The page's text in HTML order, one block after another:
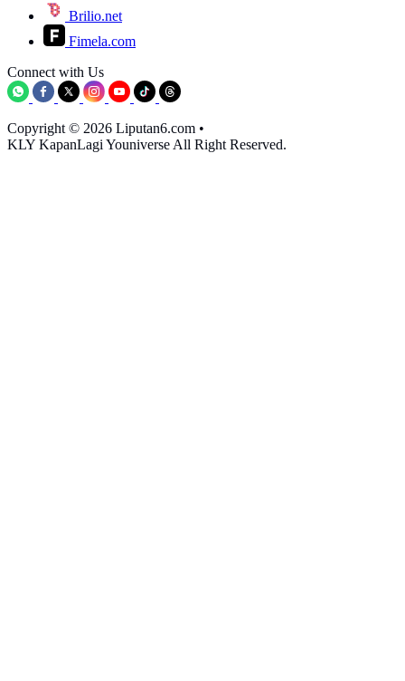
Brilio.net
Fimela.com
Connect with Us
Copyright © 2026 Liputan6.com •
KLY KapanLagi Youniverse All Right Reserved.